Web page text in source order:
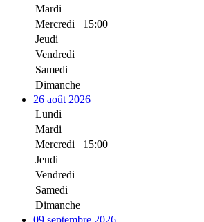
Mardi
Mercredi
15:00
Jeudi
Vendredi
Samedi
Dimanche
26 août 2026
Lundi
Mardi
Mercredi
15:00
Jeudi
Vendredi
Samedi
Dimanche
09 septembre 2026